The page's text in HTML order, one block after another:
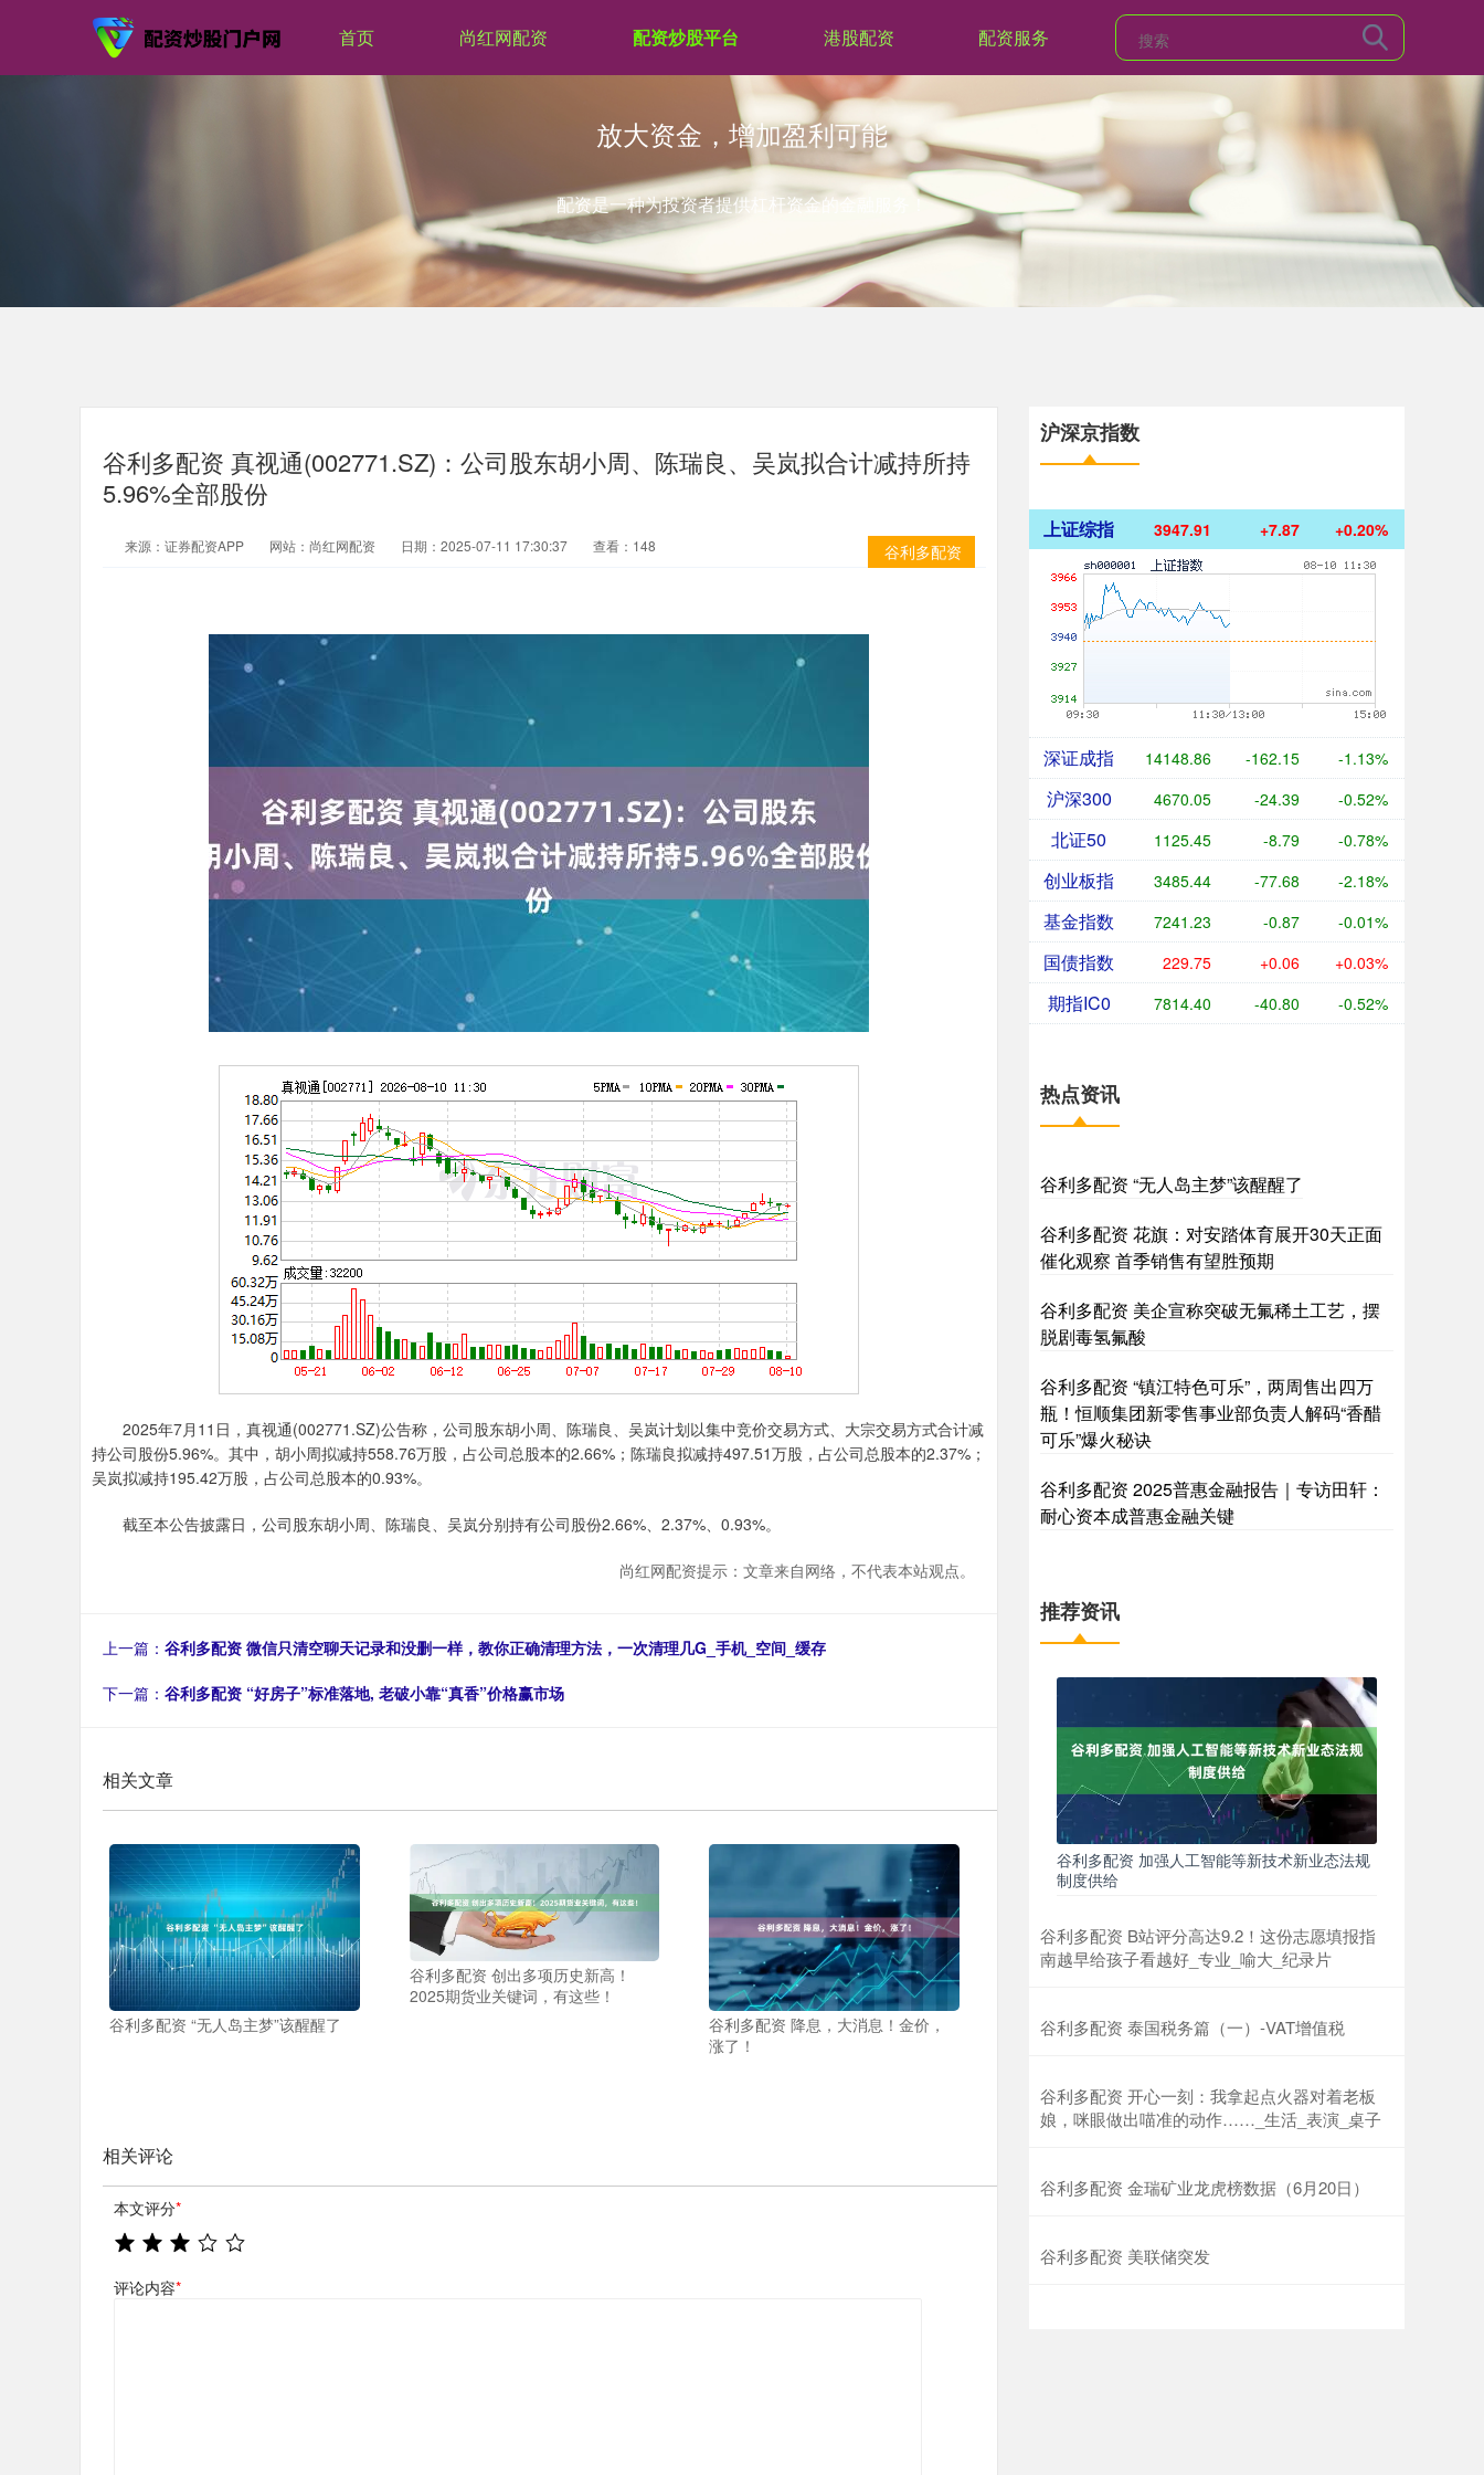
首页 尚红网配资 配资炒股平台 港股配资 配资服务
放大资金，增加盈利可能
配资是一种为投资者提供杠杆资金的金融服务！
谷利多配资 真视通(002771.SZ)：公司股东胡小周、陈瑞良、吴岚拟合计减持所持
5.96%全部股份
谷利多配资
来源：证券配资APP 网站：尚红网配资 日期：2025-07-11 17:30:37 查看：148
2025年7月11日，真视通(002771.SZ)公告称，公司股东胡小周、陈瑞良、吴岚计划以集中竞价交易方式、大宗交易方式合计减
持公司股份5.96%。其中，胡小周拟减持558.76万股，占公司总股本的2.66%；陈瑞良拟减持497.51万股，占公司总股本的2.37%；
吴岚拟减持195.42万股，占公司总股本的0.93%。
截至本公告披露日，公司股东胡小周、陈瑞良、吴岚分别持有公司股份2.66%、2.37%、0.93%。
尚红网配资提示：文章来自网络，不代表本站观点。
上一篇： 谷利多配资 微信只清空聊天记录和没删一样，教你正确清理方法，一次清理几G_手机_空间_缓存
下一篇： 谷利多配资 “好房子”标准落地, 老破小靠“真香”价格赢市场
相关文章
谷利多配资 “无人岛主梦”该醒醒了
谷利多配资 创出多项历史新高！
2025期货业关键词，有这些！
谷利多配资 降息，大消息！金价，
涨了！
相关评论
本文评分*
评论内容*
沪深京指数
上证综指 3947.91 +7.87 +0.20%
深证成指 14148.86 -162.15 -1.13%
沪深300 4670.05 -24.39 -0.52%
北证50 1125.45 -8.79 -0.78%
创业板指 3485.44 -77.68 -2.18%
基金指数 7241.23 -0.87 -0.01%
国债指数 229.75 +0.06 +0.03%
期指IC0 7814.40 -40.80 -0.52%
热点资讯
谷利多配资 “无人岛主梦”该醒醒了
谷利多配资 花旗：对安踏体育展开30天正面
催化观察 首季销售有望胜预期
谷利多配资 美企宣称突破无氟稀土工艺，摆
脱剧毒氢氟酸
谷利多配资 “镇江特色可乐”，两周售出四万
瓶！恒顺集团新零售事业部负责人解码“香醋
可乐”爆火秘诀
谷利多配资 2025普惠金融报告｜专访田轩：
耐心资本成普惠金融关键
推荐资讯
谷利多配资 加强人工智能等新技术新业态法规
制度供给
谷利多配资 B站评分高达9.2！这份志愿填报指
南越早给孩子看越好_专业_喻大_纪录片
谷利多配资 泰国税务篇（一）-VAT增值税
谷利多配资 开心一刻：我拿起点火器对着老板
娘，咪眼做出喵准的动作……_生活_表演_桌子
谷利多配资 金瑞矿业龙虎榜数据（6月20日）
谷利多配资 美联储突发